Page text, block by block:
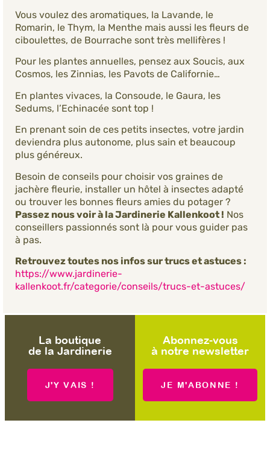
Vous voulez des aromatiques, la Lavande, le
Romarin, le Thym, la Menthe mais aussi les fleurs de
ciboulettes, de Bourrache sont très mellifères !
Pour les plantes annuelles, pensez aux Soucis, aux
Cosmos, les Zinnias, les Pavots de Californie…
En plantes vivaces, la Consoude, le Gaura, les
Sedums, l’Echinacée sont top !
En prenant soin de ces petits insectes, votre jardin
deviendra plus autonome, plus sain et beaucoup
plus généreux.
Besoin de conseils pour choisir vos graines de
jachère fleurie, installer un hôtel à insectes adapté
ou trouver les bonnes fleurs amies du potager ?
Passez nous voir à la Jardinerie Kallenkoot ! Nos
conseillers passionnés sont là pour vous guider pas
à pas.
Retrouvez toutes nos infos sur trucs et astuces :
https://www.jardinerie-
kallenkoot.fr/categorie/conseils/trucs-et-astuces/
La boutique
de la Jardinerie
J'Y VAIS !
Abonnez-vous
à notre newsletter
JE M'ABONNE !